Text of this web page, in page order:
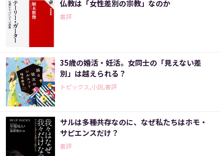
仏教は「女性差別の宗教」なのか
書評
35歳の婚活・妊活。女同士の「見えない差
別」は越えられる？
トピックス,小説,書評
サルは多種共存なのに、なぜ私たちはホモ・
サピエンスだけ？
書評